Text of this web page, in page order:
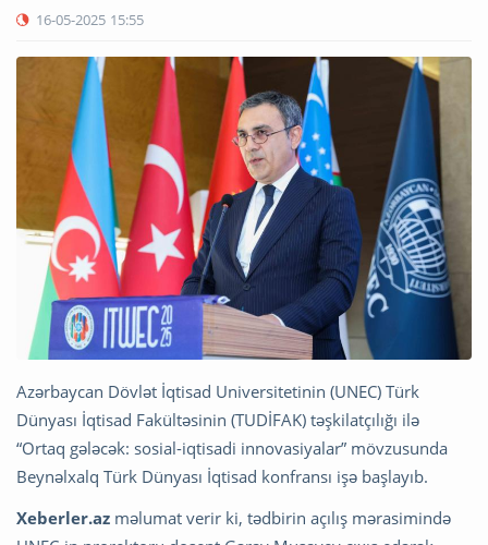
16-05-2025 15:55
Azərbaycan Dövlət İqtisad Universitetinin (UNEC) Türk
Dünyası İqtisad Fakültəsinin (TUDİFAK) təşkilatçılığı ilə
“Ortaq gələcək: sosial-iqtisadi innovasiyalar” mövzusunda
Beynəlxalq Türk Dünyası İqtisad konfransı işə başlayıb.
Xeberler.az məlumat verir ki, tədbirin açılış mərasimində